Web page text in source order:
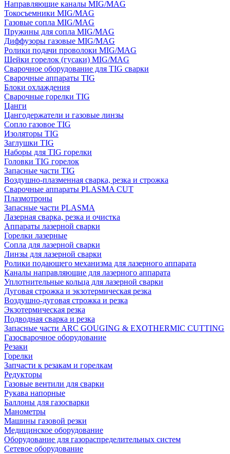
Направляющие каналы MIG/MAG
Токосъемники MIG/MAG
Газовые сопла MIG/MAG
Пружины для сопла MIG/MAG
Диффузоры газовые MIG/MAG
Ролики подачи проволоки MIG/MAG
Шейки горелок (гусаки) MIG/MAG
Сварочное оборудование для TIG сварки
Сварочные аппараты TIG
Блоки охлаждения
Сварочные горелки TIG
Цанги
Цангодержатели и газовые линзы
Сопло газовое TIG
Изоляторы TIG
Заглушки TIG
Наборы для TIG горелки
Головки TIG горелок
Запасные части TIG
Воздушно-плазменная сварка, резка и строжка
Сварочные аппараты PLASMA CUT
Плазмотроны
Запасные части PLASMA
Лазерная сварка, резка и очистка
Аппараты лазерной сварки
Горелки лазерные
Сопла для лазерной сварки
Линзы для лазерной сварки
Ролики подающего механизма для лазерного аппарата
Каналы направляющие для лазерного аппарата
Уплотнительные кольца для лазерной сварки
Дуговая строжка и экзотермическая резка
Воздушно-дуговая строжка и резка
Экзотермическая резка
Подводная сварка и резка
Запасные части ARC GOUGING & EXOTHERMIC CUTTING
Газосварочное оборудование
Резаки
Горелки
Запчасти к резакам и горелкам
Редукторы
Газовые вентили для сварки
Рукава напорные
Баллоны для газосварки
Манометры
Машины газовой резки
Медицинское оборудование
Оборудование для газораспределительных систем
Сетевое оборудование